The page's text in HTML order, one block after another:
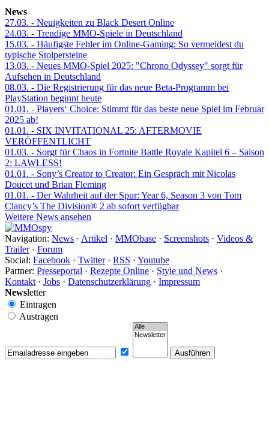
News
27.03. - Neuigkeiten zu Black Desert Online
24.03. - Trendige MMO-Spiele in Deutschland
15.03. - Häufigste Fehler im Online-Gaming: So vermeidest du
typische Stolpersteine
13.03. - Neues MMO-Spiel 2025: "Chrono Odyssey" sorgt für
Aufsehen in Deutschland
08.03. - Die Registrierung für das neue Beta-Programm bei
PlayStation beginnt heute
01.01. - Players‘ Choice: Stimmt für das beste neue Spiel im Februar
2025 ab!
01.01. - SIX INVITATIONAL 25: AFTERMOVIE
VERÖFFENTLICHT
01.03. - Sorgt für Chaos in Fortnite Battle Royale Kapitel 6 – Saison
2: LAWLESS!
01.01. - Sony’s Creator to Creator: Ein Gespräch mit Nicolas
Doucet und Brian Fleming
01.01. - Der Wahrheit auf der Spur: Year 6, Season 3 von Tom
Clancy’s The Division® 2 ab sofort verfügbar
Weitere News ansehen
Navigation: News · Artikel · MMObase · Screenshots · Videos &
Trailer· Forum
Social: Facebook · Twitter· RSS · Youtube
Partner: Presseportal · Rezepte Online · Style und News ·
Kontakt · Jobs · Datenschutzerklärung · Impressum
Newsletter
Eintragen
Austragen